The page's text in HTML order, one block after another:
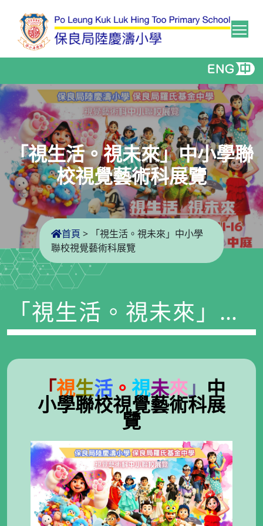
「視生活。視未來」中小學聯
校視覺藝術科展覽
首頁 >
「視生活。視未來」中小學
聯校視覺藝術科展覽
「視生活。視未來」中
小學聯校視覺藝術科展
覽
「視生活 。 視未來」 中
小學聯校視覺藝術科展
覽